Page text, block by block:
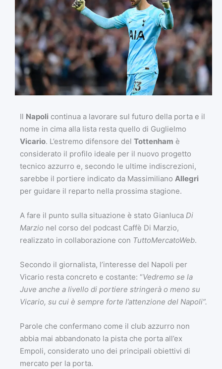
Il Napoli continua a lavorare sul futuro della porta e il
nome in cima alla lista resta quello di Guglielmo
Vicario. L’estremo difensore del Tottenham è
considerato il profilo ideale per il nuovo progetto
tecnico azzurro e, secondo le ultime indiscrezioni,
sarebbe il portiere indicato da Massimiliano Allegri
per guidare il reparto nella prossima stagione.
A fare il punto sulla situazione è stato Gianluca Di
Marzio nel corso del podcast Caffè Di Marzio,
realizzato in collaborazione con TuttoMercatoWeb.
Secondo il giornalista, l’interesse del Napoli per
Vicario resta concreto e costante: “Vedremo se la
Juve anche a livello di portiere stringerà o meno su
Vicario, su cui è sempre forte l’attenzione del Napoli”.
Parole che confermano come il club azzurro non
abbia mai abbandonato la pista che porta all’ex
Empoli, considerato uno dei principali obiettivi di
mercato per la porta.